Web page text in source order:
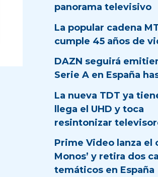
panorama televisivo
La popular cadena
cumple 45 años de
DAZN seguirá
Serie A en España
La nueva TDT ya
llega el UHD y toca
resintonizar
Prime Video lanza el
Monos’ y retira dos
temáticos en España